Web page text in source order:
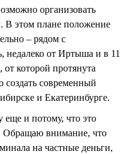
организовать
В этом плане положение
– рядом с
недалеко от Иртыша и в 11
которой протянута
современный
и Екатеринбурге.
и потому, что это
Обращаю внимание, что
на частные деньги,